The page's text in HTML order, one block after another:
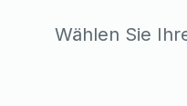
Wählen Sie